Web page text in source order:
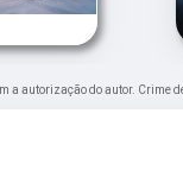
a autorização do autor. Crime